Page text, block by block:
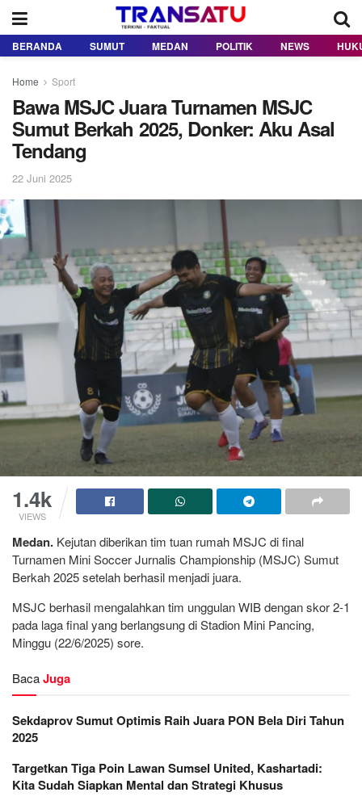
BERANDA SUMUT MEDAN POLITIK NEWS
Home Sport
Bawa MSJC Juara Turnamen MSJC
Sumut Berkah 2025, Donker: Aku Asal
Tendang
22 Juni 2025
1.4k
VIEWS
Medan. Kejutan diberikan tim tuan rumah MSJC di final
Turnamen Mini Soccer Jurnalis Championship (MSJC) Sumut
Berkah 2025 setelah berhasil menjadi juara.
MSJC berhasil mengalahkan tim unggulan WIB dengan skor 2-1
pada laga final yang berlangsung di Stadion Mini Pancing,
Minggu (22/6/2025) sore.
BacaJuga
Sekdaprov Sumut Optimis Raih Juara PON Bela Diri Tahun
2025
Targetkan Tiga Poin Lawan Sumsel United, Kashartadi:
Kita Sudah Siapkan Mental dan Strategi Khusus